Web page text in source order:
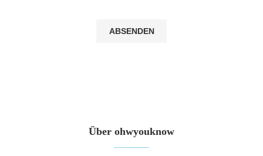
Über ohwyouknow